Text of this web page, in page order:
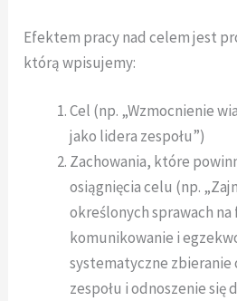
Efektem pracy nad celem jest
którą wpisujemy:
Cel (np. „Wzmocnienie
jako lidera zespołu”)
Zachowania, które
osiągnięcia celu (np.
określonych sprawach na
komunikowanie i
systematyczne zbieranie
zespołu i odnoszenie się